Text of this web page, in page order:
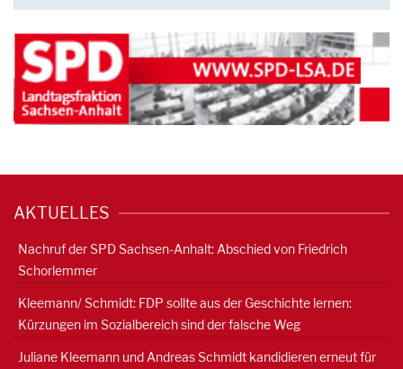
AKTUELLES
Nachruf der SPD Sachsen-Anhalt: Abschied von Friedrich
Schorlemmer
Kleemann/ Schmidt: FDP sollte aus der Geschichte lernen:
Kürzungen im Sozialbereich sind der falsche Weg
Juliane Kleemann und Andreas Schmidt kandidieren erneut für